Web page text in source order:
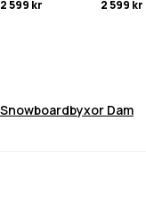
2 599 kr
2 599 kr
Snowboardbyxor Dam